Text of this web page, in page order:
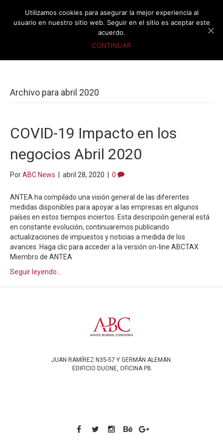
Archivo para abril 2020
COVID-19 Impacto en los
negocios Abril 2020
PorABC News abril 28, 2020 0
ANTEA ha compilado una visión general de las diferentes
medidas disponibles para apoyar a las empresas en algunos
países en estos tiempos inciertos. Esta descripción general está
en constante evolución, continuaremos publicando
actualizaciones de impuestos y noticias a medida de los
avances. Haga clic para acceder a la versión on-line ABCTAX
Miembro de ANTEA
Seguir leyendo...
JUAN RAMÍREZ N35-57 Y GERMÁN ALEMÁN.
EDIFICIO DUONE, OFICINA PB
Utilizamos cookies para asegurar la mejor experiencia al
usuario en nuestro sitio web. Seguir en el sitio es aceptar este
acuerdo.
CONTINUAR